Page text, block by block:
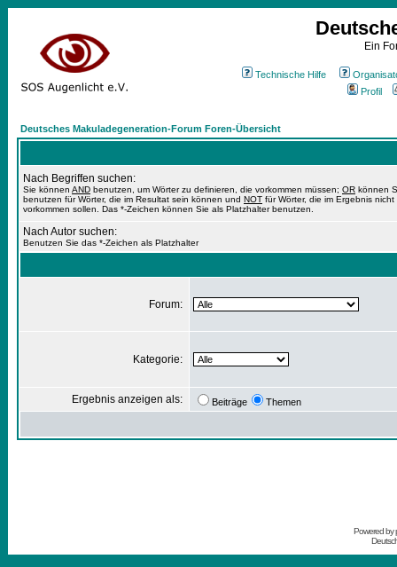
Ein
Technische Hilfe
Profil
Deutsches Makuladegeneration-Forum Foren-Übersicht
Nach Begriffen suchen:
Sie können AND benutzen, um Wörter zu definieren, die vorkommen müssen; OR können
benutzen für Wörter, die im Resultat sein können und NOT für Wörter, die im Ergebnis nicht
vorkommen sollen. Das *-Zeichen können Sie als Platzhalter benutzen.
Nach Autor suchen:
Benutzen Sie das *-Zeichen als Platzhalter
Forum:
Kategorie:
Ergebnis anzeigen als: Beiträge Themen
Powered by